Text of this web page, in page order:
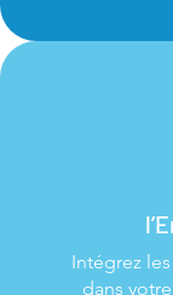
Intégrez
dans